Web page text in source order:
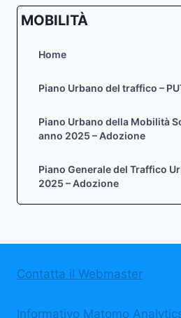
MOBILITÀ
Home
Piano Urbano del traffico –
Piano Urbano della Mobilità
anno 2025 – Adozione
Piano Generale del Traffico
2025 – Adozione
Contatta il Webmaster
Informativo Matomo